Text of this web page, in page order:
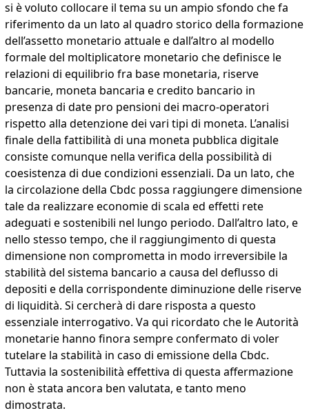
si è voluto collocare il tema su un ampio sfondo che fa
riferimento da un lato al quadro storico della formazione
dell’assetto monetario attuale e dall’altro al modello
formale del moltiplicatore monetario che definisce le
relazioni di equilibrio fra base monetaria, riserve
bancarie, moneta bancaria e credito bancario in
presenza di date pro pensioni dei macro-operatori
rispetto alla detenzione dei vari tipi di moneta. L’analisi
finale della fattibilità di una moneta pubblica digitale
consiste comunque nella verifica della possibilità di
coesistenza di due condizioni essenziali. Da un lato, che
la circolazione della Cbdc possa raggiungere dimensione
tale da realizzare economie di scala ed effetti rete
adeguati e sostenibili nel lungo periodo. Dall’altro lato, e
nello stesso tempo, che il raggiungimento di questa
dimensione non comprometta in modo irreversibile la
stabilità del sistema bancario a causa del deflusso di
depositi e della corrispondente diminuzione delle riserve
di liquidità. Si cercherà di dare risposta a questo
essenziale interrogativo. Va qui ricordato che le Autorità
monetarie hanno finora sempre confermato di voler
tutelare la stabilità in caso di emissione della Cbdc.
Tuttavia la sostenibilità effettiva di questa affermazione
non è stata ancora ben valutata, e tanto meno
dimostrata.